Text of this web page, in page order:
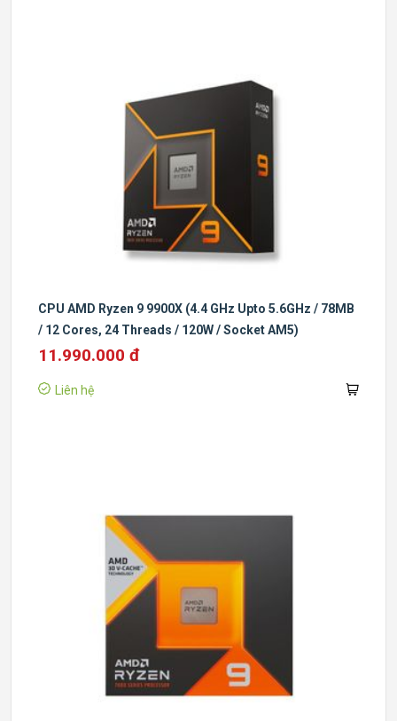
CPU AMD Ryzen 9 9900X (4.4 GHz Upto 5.6GHz / 78MB
/ 12 Cores, 24 Threads / 120W / Socket AM5)
11.990.000 đ
Liên hệ